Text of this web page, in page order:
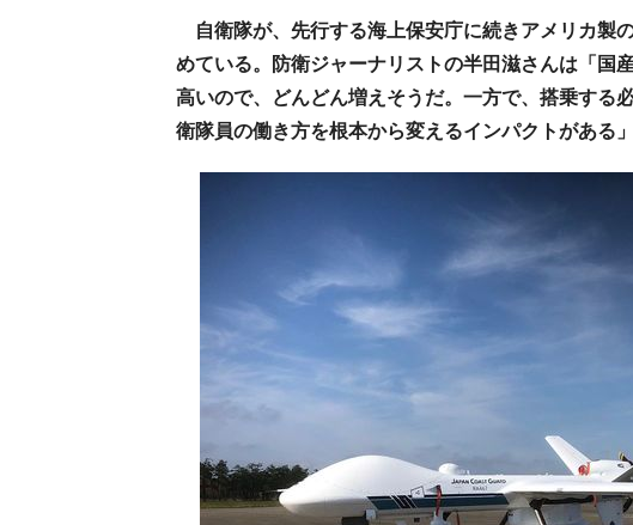
自衛隊が、先行する海上保安庁に続きアメリカ製
めている。防衛ジャーナリストの半田滋さんは「国
高いので、どんどん増えそうだ。一方で、搭乗する
衛隊員の働き方を根本から変えるインパクトがある